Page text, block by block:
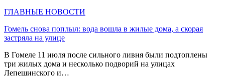
ГЛАВНЫЕ НОВОСТИ
Гомель снова поплыл: вода вошла в жилые дома, а скорая
застряла на улице
В Гомеле 11 июля после сильного ливня были подтоплены
три жилых дома и несколько подворий на улицах
Лепешинского и…